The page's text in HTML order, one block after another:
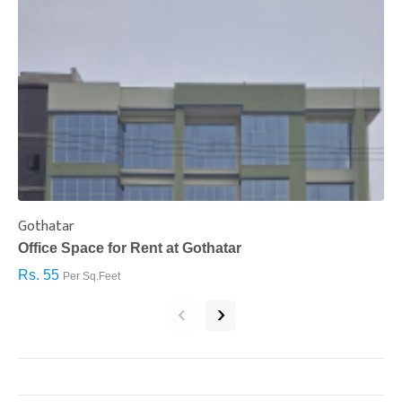
Gothatar
Office Space for Rent at Gothatar
Rs. 55 Per Sq.Feet
‹ ›